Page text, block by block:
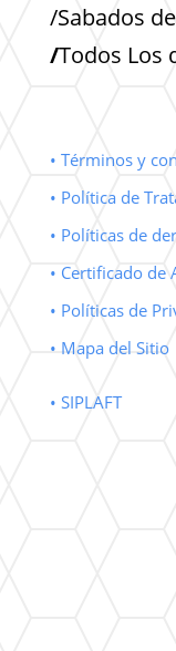
/Sabados
/Todos Los
• Términos y
• Política de
• Políticas de
• Certificado de
• Políticas de
• Mapa del Sitio
• SIPLAFT